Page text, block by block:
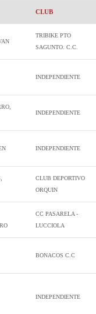
CLUB
TRIBIKE PTO
SAGUNTO. C.C.
INDEPENDIENTE
INDEPENDIENTE
INDEPENDIENTE
CLUB DEPORTIVO
ORQUIN
CC PASARELA -
LUCCIOLA
BONACOS C.C
INDEPENDIENTE